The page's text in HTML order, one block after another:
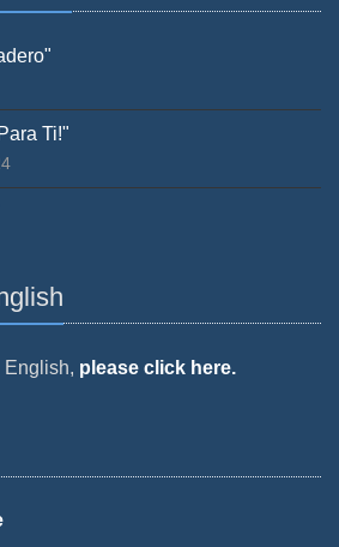
Ti!"
English, please click here.